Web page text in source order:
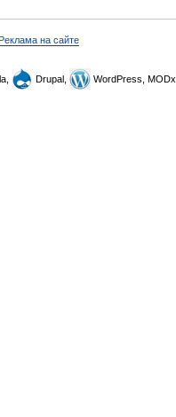
Реклама на сайте
Drupal, WordPress, MODx.